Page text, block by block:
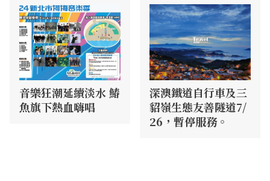
音樂狂潮延續淡水 鰆
魚旗下熱血嗨唱
深澳鐵道自行車及三
貂嶺生態友善隧道7/
26，暫停服務。